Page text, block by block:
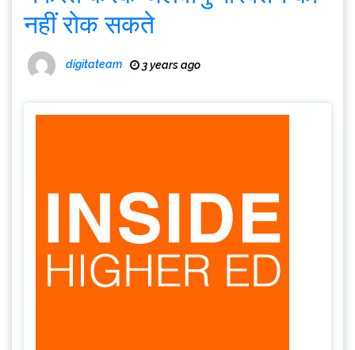
नहीं रोक सकते
digitateam 3 years ago